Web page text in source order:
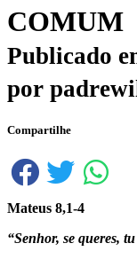
COMUM
Publicado
por
Compartilhe
Mateus 8,1-4
“Senhor, se queres,